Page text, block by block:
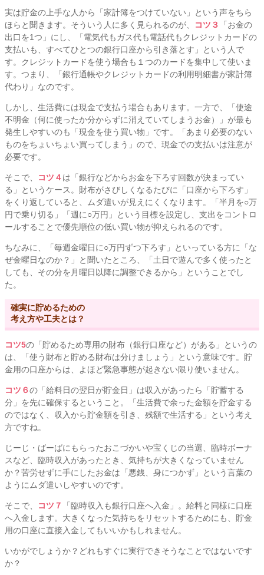
実は貯金の上手な人から「家計簿をつけていない」という声をちら
ほらと聞きます。そういう人に多く見られるのが、
コツ３
「お金の
出口を1つ」にし、「電気代もガス代も電話代もクレジットカードの
支払いも、すべてひとつの銀行口座から引き落とす」という人で
す。クレジットカードを使う場合も１つのカードを集中して使いま
す。つまり、「銀行通帳やクレジットカードの利用明細書が家計簿
代わり」なのです。
しかし、生活費には現金で支払う場合もあります。一方で、「使途
不明金（何に使ったか分からずに消えていてしまうお金）」が最も
発生しやすいのも「現金を使う買い物」です。「あまり必要のない
ものをちょいちょい買ってしまう」ので、現金での支払いは注意が
必要です。
そこで、 コツ４は「銀行などからお金を下ろす回数が決まってい
る」というケース。財布がさびしくなるたびに「口座から下ろす」
をくり返していると、ムダ遣いが見えにくくなります。「半月を○万
円で乗り切る」「週に○万円」という目標を設定し、支出をコントロ
ールすることで優先順位の低い買い物が抑えられるのです。
ちなみに、「毎週金曜日に○万円ずつ下ろす」といっている方に「な
ぜ金曜日なのか？」と聞いたところ、「土日で遊んで多く使ったと
しても、その分を月曜日以降に調整できるから」ということでし
た。
確実に貯めるための
考え方や工夫とは？
コツ5の「貯めるため専用の財布（銀行口座など）がある」というの
は、「使う財布と貯める財布は分けましょう」という意味です。貯
金用の口座からは、よほど緊急事態が起きない限り使いません。
コツ６の「給料日の翌日が貯金日」は収入があったら「貯蓄する
分」を先に確保するということ。「生活費で余った金額を貯金する
のではなく、収入から貯金額を引き、残額で生活する」という考え
方ですね。
じーじ・ばーばにもらったおこづかいや宝くじの当選、臨時ボーナ
スなど、臨時収入があったとき、気持ちが大きくなっていません
か？苦労せずに手にしたお金は「悪銭、身につかず」という言葉の
ようにムダ遣いしやすいのです。
そこで、 コツ７
「臨時収入も銀行口座へ入金」。給料と同様に口座
へ入金します。大きくなった気持ちをリセットするためにも、貯金
用の口座に直接入金してもいいかもしれません。
いかがでしょうか？どれもすぐに実行できそうなことではないです
か？